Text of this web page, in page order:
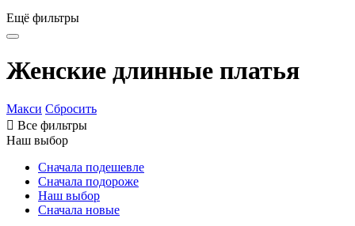
Ещё фильтры
Женские длинные платья
Макси Сбросить
 Все фильтры
Наш выбор
Сначала подешевле
Сначала подороже
Наш выбор
Сначала новые